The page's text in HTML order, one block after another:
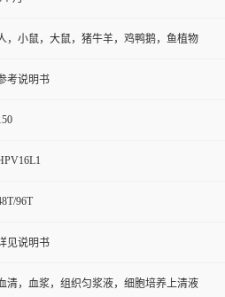
，小鼠，大鼠，猪牛羊，鸡鸭鹅，鱼植物
考说明书
96T
见说明书
清，血浆，组织匀浆液，细胞培养上清液